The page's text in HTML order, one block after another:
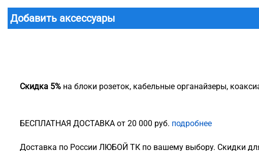
Добавить аксессуары
Скидка 5% на блоки розеток, кабельные органайзеры,
БЕСПЛАТНАЯ ДОСТАВКА от 20 000 руб. подробнее
Доставка по России ЛЮБОЙ ТК по вашему выбору. Скидки